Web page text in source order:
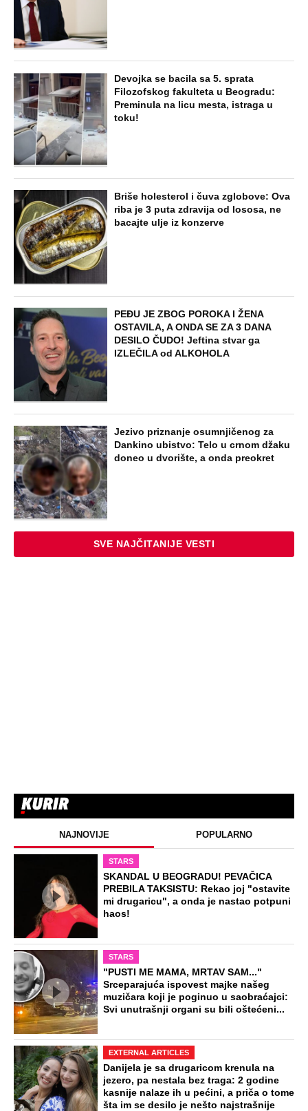
NAJNOVIJE POPULARNO
SKANDAL U BEOGRADU! PEVAČICA
PREBILA TAKSISTU: Rekao joj "ostavite
mi drugaricu", a onda je nastao potpuni
haos!
STARS
"PUSTI ME MAMA, MRTAV SAM..."
Srceparajuća ispovest majke našeg
EXTERNAL ARTICLES
Danijela je sa drugaricom krenula na
jezero, pa nestala bez traga: 2 godine
kasnije nalaze ih u pećini, a priča o tome
šta im se desilo je nešto najstrašnije
STARS
TOP 10 PESAMA KOJE JE DINO MERLIN
"POZAJMIO"! Zgrnuo lovu na hitovima,
a sada DRUGIMA NAPLAĆUJE
AUTORSKA PRAVA
muž bio na poslu: Kad su telo pronašli
na deponiji, slučaj je dobio šok obrt
Beli ljiljani i suze za ubijenu Ljudmilu:
Održano opelo na Lešću, prijatelji iz
Rusije pratili preko video prenosa